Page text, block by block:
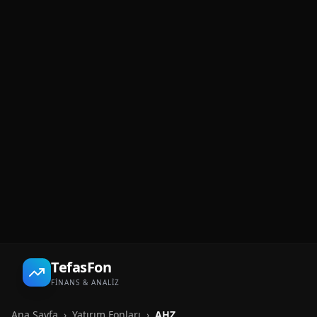
TefasFon
FİNANS & ANALİZ